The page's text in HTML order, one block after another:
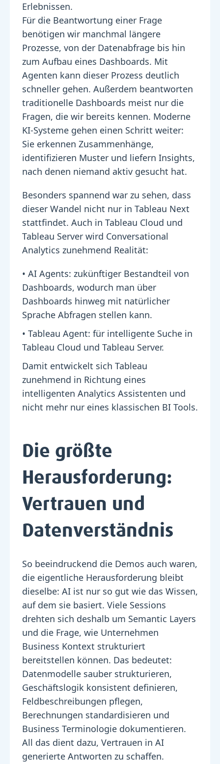
Erlebnissen.
Für die Beantwortung einer Frage
benötigen wir manchmal längere
Prozesse, von der Datenabfrage bis hin
zum Aufbau eines Dashboards. Mit
Agenten kann dieser Prozess deutlich
schneller gehen. Außerdem beantworten
traditionelle Dashboards meist nur die
Fragen, die wir bereits kennen. Moderne
KI-Systeme gehen einen Schritt weiter:
Sie erkennen Zusammenhänge,
identifizieren Muster und liefern Insights,
nach denen niemand aktiv gesucht hat.
Besonders spannend war zu sehen, dass
dieser Wandel nicht nur in Tableau Next
stattfindet. Auch in Tableau Cloud und
Tableau Server wird Conversational
Analytics zunehmend Realität:
• AI Agents: zukünftiger Bestandteil von
Dashboards, wodurch man über
Dashboards hinweg mit natürlicher
Sprache Abfragen stellen kann.
• Tableau Agent: für intelligente Suche in
Tableau Cloud und Tableau Server.
Damit entwickelt sich Tableau
zunehmend in Richtung eines
intelligenten Analytics Assistenten und
nicht mehr nur eines klassischen BI Tools.
Die größte
Herausforderung:
Vertrauen und
Datenverständnis
So beeindruckend die Demos auch waren,
die eigentliche Herausforderung bleibt
dieselbe: AI ist nur so gut wie das Wissen,
auf dem sie basiert. Viele Sessions
drehten sich deshalb um Semantic Layers
und die Frage, wie Unternehmen
Business Kontext strukturiert
bereitstellen können. Das bedeutet:
Datenmodelle sauber strukturieren,
Geschäftslogik konsistent definieren,
Feldbeschreibungen pflegen,
Berechnungen standardisieren und
Business Terminologie dokumentieren.
All das dient dazu, Vertrauen in AI
generierte Antworten zu schaffen.